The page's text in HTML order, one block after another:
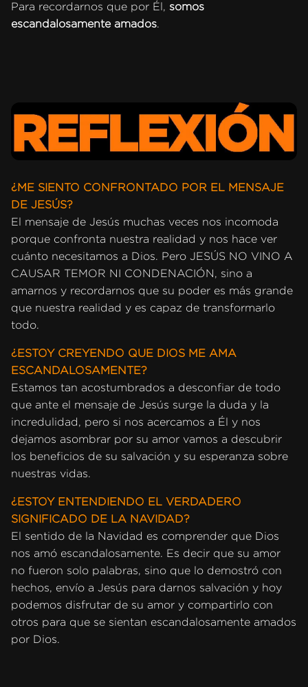
Para recordarnos que por Él, somos
escandalosamente amados.
¿ME SIENTO CONFRONTADO POR EL MENSAJE
DE JESÚS?
El mensaje de Jesús muchas veces nos incomoda
porque confronta nuestra realidad y nos hace ver
cuánto necesitamos a Dios. Pero JESÚS NO VINO A
CAUSAR TEMOR NI CONDENACIÓN, sino a
amarnos y recordarnos que su poder es más grande
que nuestra realidad y es capaz de transformarlo
todo.
¿ESTOY CREYENDO QUE DIOS ME AMA
ESCANDALOSAMENTE?
Estamos tan acostumbrados a desconfiar de todo
que ante el mensaje de Jesús surge la duda y la
incredulidad, pero si nos acercamos a Él y nos
dejamos asombrar por su amor vamos a descubrir
los beneficios de su salvación y su esperanza sobre
nuestras vidas.
¿ESTOY ENTENDIENDO EL VERDADERO
SIGNIFICADO DE LA NAVIDAD?
El sentido de la Navidad es comprender que Dios
nos amó escandalosamente. Es decir que su amor
no fueron solo palabras, sino que lo demostró con
hechos, envío a Jesús para darnos salvación y hoy
podemos disfrutar de su amor y compartirlo con
otros para que se sientan escandalosamente amados
por Dios.